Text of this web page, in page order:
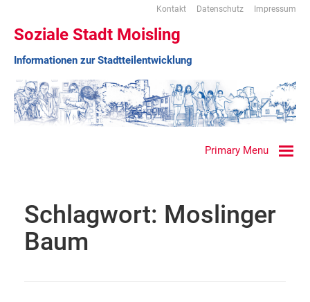
Kontakt Datenschutz Impressum
Soziale Stadt Moisling
Informationen zur Stadtteilentwicklung
Primary Menu
Schlagwort: Moslinger
Baum